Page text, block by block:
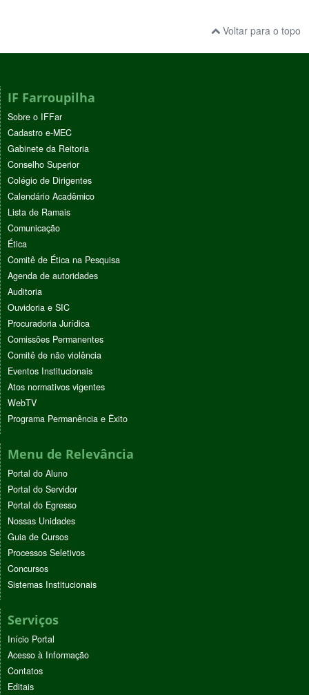
Voltar para o topo
IF Farroupilha
Sobre o IFFar
Cadastro e-MEC
Gabinete da Reitoria
Conselho Superior
Colégio de Dirigentes
Calendário Acadêmico
Lista de Ramais
Comunicação
Ética
Comitê de Ética na Pesquisa
Agenda de autoridades
Auditoria
Ouvidoria e SIC
Procuradoria Jurídica
Comissões Permanentes
Comitê de não violência
Eventos Institucionais
Atos normativos vigentes
WebTV
Programa Permanência e Êxito
Menu de Relevância
Portal do Aluno
Portal do Servidor
Portal do Egresso
Nossas Unidades
Guia de Cursos
Processos Seletivos
Concursos
Sistemas Institucionais
Serviços
Início Portal
Acesso à Informação
Contatos
Editais